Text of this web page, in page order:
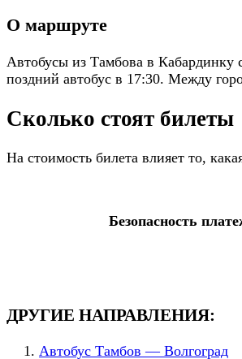
О маршруте
Автобусы из Тамбова в Кабардинку
поздний автобус в 17:30. Между
Сколько стоят билеты
На стоимость билета влияет то,
Безопасность
ДРУГИЕ НАПРАВЛЕНИЯ:
Автобус Тамбов — Волгоград